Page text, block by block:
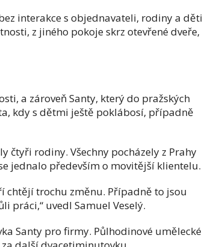
interakce s objednavateli, rodiny a děti
z jiného pokoje skrz otevřené dveře,
a zároveň Santy, který do pražských
kdy s dětmi ještě poklábosí, případně
čtyři rodiny. Všechny pocházely z Prahy
jednalo především o movitější klientelu.
chtějí trochu změnu. Případně to jsou
práci,“ uvedl Samuel Veselý.
Santy pro firmy. Půlhodinové umělecké